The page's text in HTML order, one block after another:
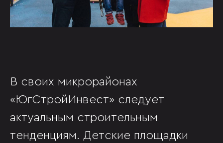
В своих микрорайонах
«ЮгСтройИнвест» следует
актуальным строительным
тенденциям. Детские площадки